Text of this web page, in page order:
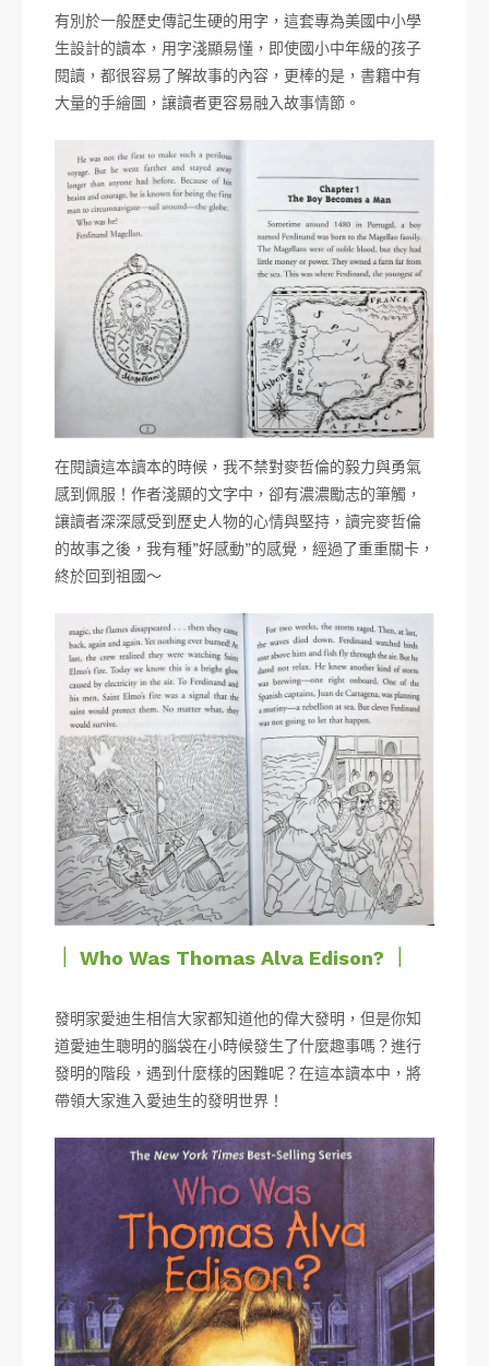
有別於一般歷史傳記生硬的用字，這套專為美國中小學
生設計的讀本，用字淺顯易懂，即使國小中年級的孩子
閱讀，都很容易了解故事的內容，更棒的是，書籍中有
大量的手繪圖，讓讀者更容易融入故事情節。
在閱讀這本讀本的時候，我不禁對麥哲倫的毅力與勇氣
感到佩服！作者淺顯的文字中，卻有濃濃勵志的筆觸，
讓讀者深深感受到歷史人物的心情與堅持，讀完麥哲倫
的故事之後，我有種”好感動”的感覺，經過了重重關卡，
終於回到祖國～
｜ Who Was Thomas Alva Edison? ｜
發明家愛迪生相信大家都知道他的偉大發明，但是你知
道愛迪生聰明的腦袋在小時候發生了什麼趣事嗎？進行
發明的階段，遇到什麼樣的困難呢？在這本讀本中，將
帶領大家進入愛迪生的發明世界！